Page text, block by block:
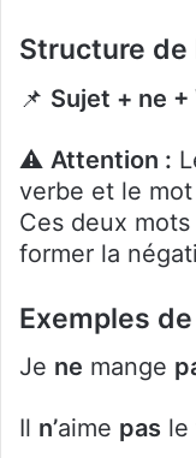
Structure de
📌 Sujet + ne
⚠️ Attention :
verbe et le mot
Ces deux
former la
Exemples
Je ne mange
Il n’aime pas le